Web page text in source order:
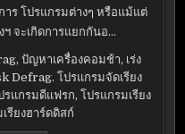
าร โปรแกรมต่างๆ หรือแม้แต่
ฯ จะเกิดการแยกกันอ…
, ปัญหาเครื่องคอมช้า, เร่ง
Defrag. โปรแกรมจัดเรียง
รแกรมดีแฟรก, โปรแกรมเรียง
รียงฮาร์ดดิสก์